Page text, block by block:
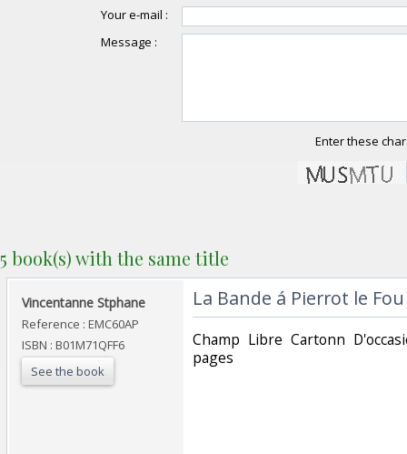
Your e-mail :
Message :
Enter these
5 book(s) with the same title
‎Vincentanne Stphane‎
Reference : EMC60AP
ISBN : B01M71QFF6
See the book
‎La Bande á Pierrot le Fou‎
‎Champ Libre Cartonn
pages ‎